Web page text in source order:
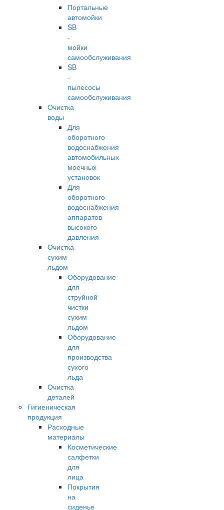
Портальные
автомойки
SB
-
мойки
самообслуживания
SB
-
пылесосы
самообслуживания
Очистка
воды
Для
оборотного
водоснабжения
автомобильных
моечных
установок
Для
оборотного
водоснабжения
аппаратов
высокого
давления
Очистка
сухим
льдом
Оборудование
для
струйной
чистки
сухим
льдом
Оборудование
для
производства
сухого
льда
Очистка
деталей
Гигиеническая
продукция
Расходные
материалы
Косметические
салфетки
для
лица
Покрытия
на
сиденье